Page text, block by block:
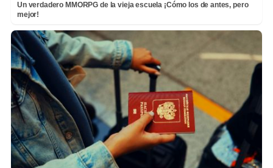
Un verdadero MMORPG de la vieja escuela ¡Cómo los de antes, pero
mejor!